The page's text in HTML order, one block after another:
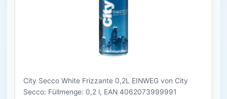
City Secco White Frizzante 0,2L EINWEG von City
Secco: Füllmenge: 0,2 l, EAN 4062073999991